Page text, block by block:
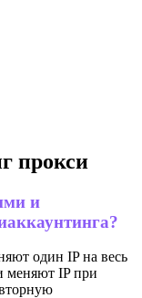
прокси
и
один IP на весь
меняют IP при